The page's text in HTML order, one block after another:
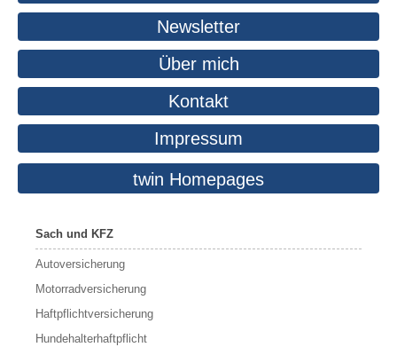
Newsletter
Über mich
Kontakt
Impressum
twin Homepages
Sach und KFZ
Autoversicherung
Motorradversicherung
Haftpflichtversicherung
Hundehalterhaftpflicht